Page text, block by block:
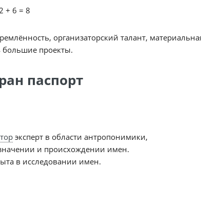
+ 6 = 8
организаторский талант,
большие проекты.
паспорт
эксперт в области антропонимики,
и происхождении имен.
в исследовании имен.